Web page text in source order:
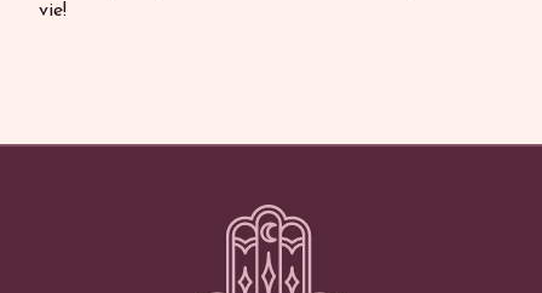
vie!